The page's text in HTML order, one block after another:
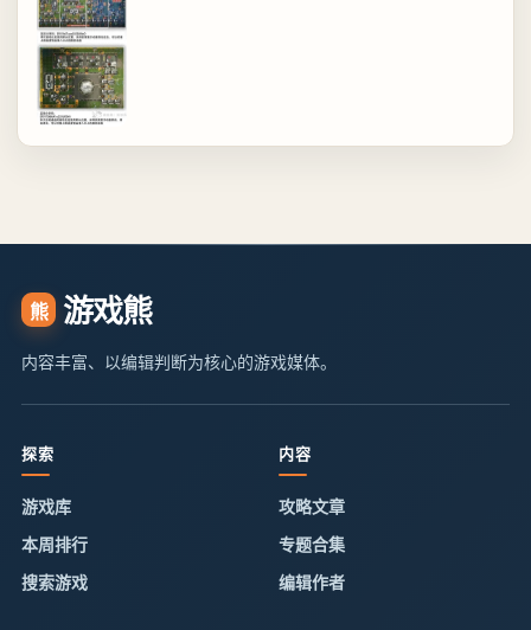
熊 游戏熊
内容丰富、以编辑判断为核心的游戏媒体。
探索
游戏库
本周排行
搜索游戏
内容
攻略文章
专题合集
编辑作者